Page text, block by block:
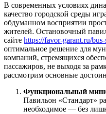
В современных условиях
качество городской среды
обдуманном восприятии
жителей. Остановочный
сайте https://favor-garant.ru/
оптимальное решение для
компаний, стремящихся
пассажиров, не выходя за
рассмотрим основные
Функциональный
Павильон «Стандарт»
необходимое — без